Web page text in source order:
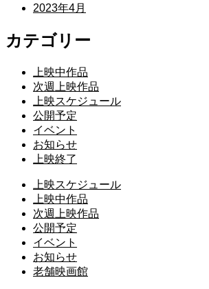
2023年4月
カテゴリー
上映中作品
次週上映作品
上映スケジュール
公開予定
イベント
お知らせ
上映終了
上映スケジュール
上映中作品
次週上映作品
公開予定
イベント
お知らせ
老舗映画館